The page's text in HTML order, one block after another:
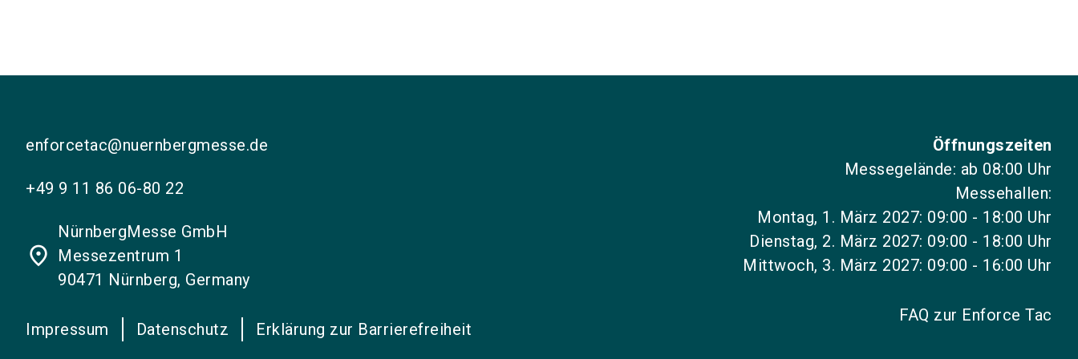
enforcetac@nuernbergmesse.de
+49 9 11 86 06-80 22
place
NürnbergMesse GmbH
Messezentrum 1
90471 Nürnberg, Germany
Impressum Datenschutz Erklärung zur Barrierefreiheit
Öffnungszeiten
Messegelände: ab 08:00 Uhr
Messehallen:
Montag, 1. März 2027: 09:00 - 18:00 Uhr
Dienstag, 2. März 2027: 09:00 - 18:00 Uhr
Mittwoch, 3. März 2027: 09:00 - 16:00 Uhr
FAQ zur Enforce Tac